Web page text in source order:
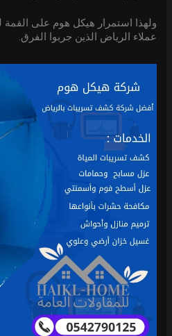
ولهذا استمرار هيكل هوم على
عملاء الرياض الذين جربوا الفرق.